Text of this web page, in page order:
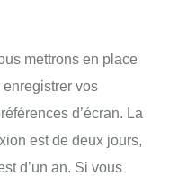
mettrons en place
vos
d’écran. La
est de deux jours,
d’un an. Si vous